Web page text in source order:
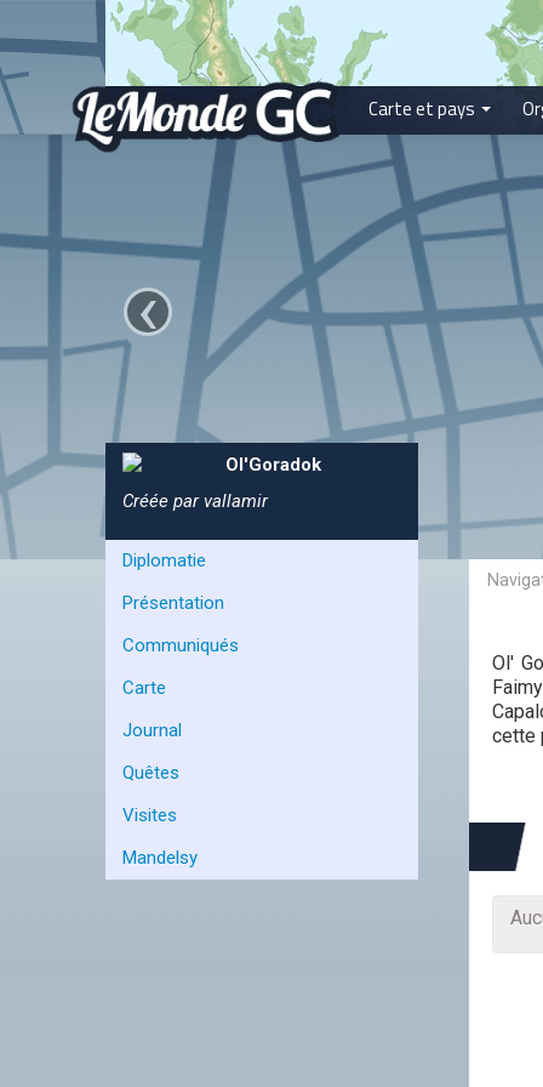
Carte et pays
‹
Ol'Goradok
Créée par vallamir
Diplomatie
Présentation
Communiqués
Carte
Journal
Quêtes
Visites
Mandelsy
Ol'
cette